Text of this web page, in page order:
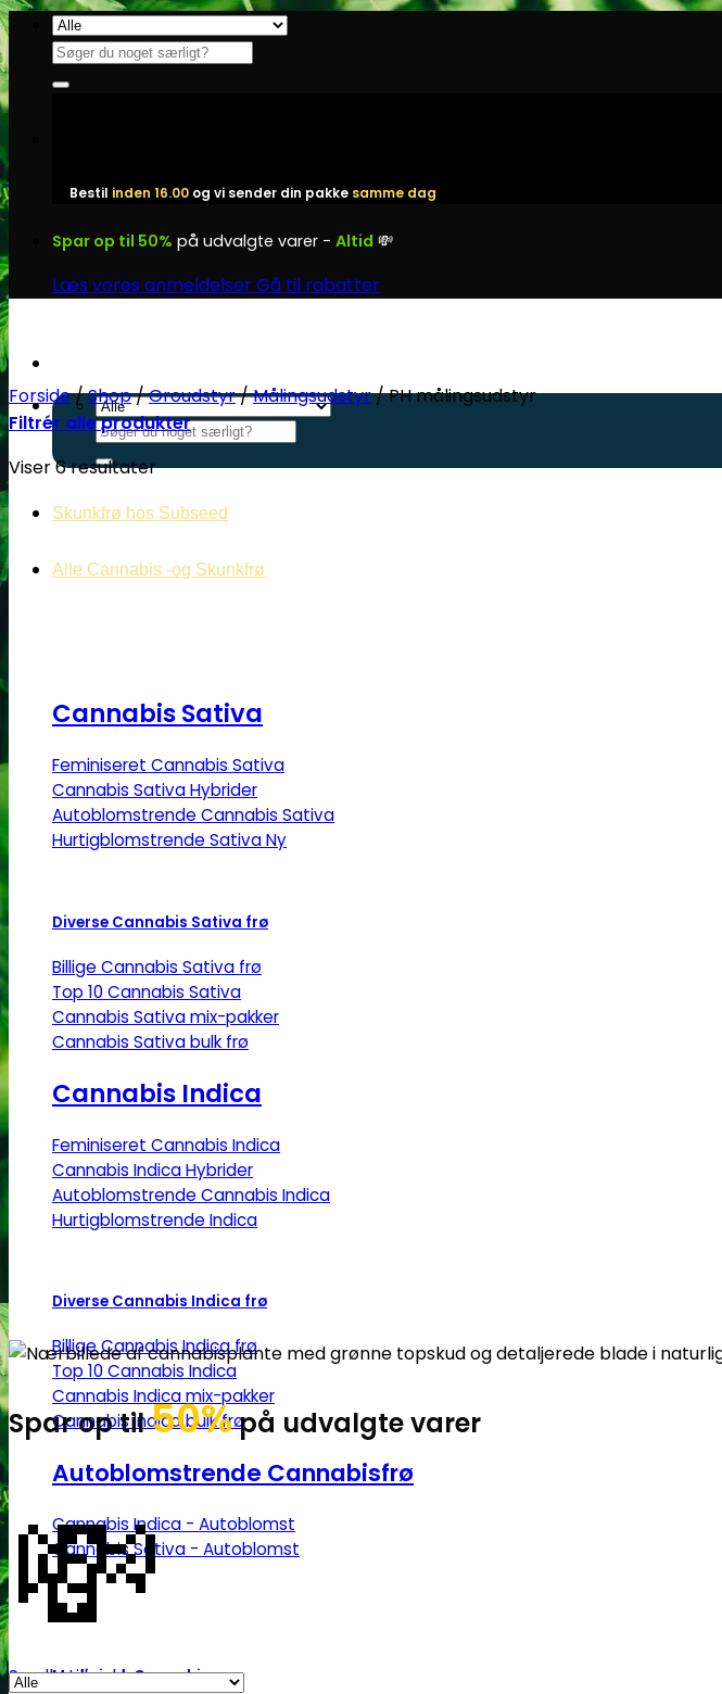
Fortsæt
indhold
Søg
efter:
Bestil inden 16.00 og vi sender din pakke samme dag
Spar op til 50% på udvalgte varer - Altid 💸
Læs vores anmeldelserGå til rabatter
Søg
efter:
Skunkfrø hos Subseed
Alle Cannabis -og Skunkfrø
Cannabis Sativa
Feminiseret Cannabis Sativa
Cannabis Sativa Hybrider
Autoblomstrende Cannabis Sativa
Hurtigblomstrende Sativa
Diverse Cannabis Sativa frø
Billige Cannabis Sativa frø
Top 10 Cannabis Sativa
Cannabis Sativa mix-pakker
Cannabis Sativa bulk frø
Cannabis Indica
Feminiseret Cannabis Indica
Cannabis Indica Hybrider
Autoblomstrende Cannabis Indica
Hurtigblomstrende Indica
Diverse Cannabis Indica frø
Billige Cannabis Indica frø
Top 10 Cannabis Indica
Cannabis Indica mix-pakker
Cannabis Indica bulk frø
Autoblomstrende Cannabisfrø
Cannabis Indica - Autoblomst
Cannabis Sativa - Autoblomst
Medicinsk Cannabis
Forside/Shop/Groudstyr/Målingsudstyr/PH målingsudstyr
Filtrér alle produkter
Viser 6 resultater
Spar op til50%på udvalgte varer
💸
Se alle tilbud her